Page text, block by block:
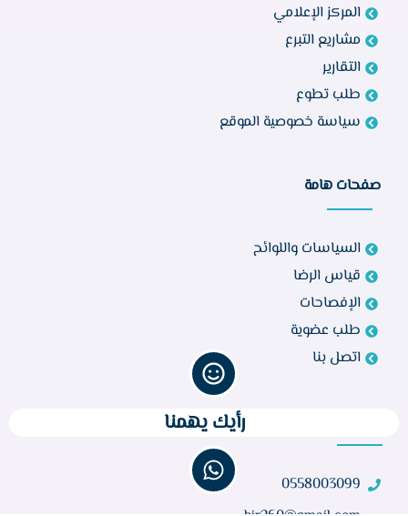
المركز الإعلامي
مشاريع التبرع
التقارير
طلب تطوع
سياسة خصوصية الموقع
صفحات هامة
السياسات واللوائح
قياس الرضا
الإفصاحات
طلب عضوية
اتصل بنا
0558003099
رأيك يهمنا